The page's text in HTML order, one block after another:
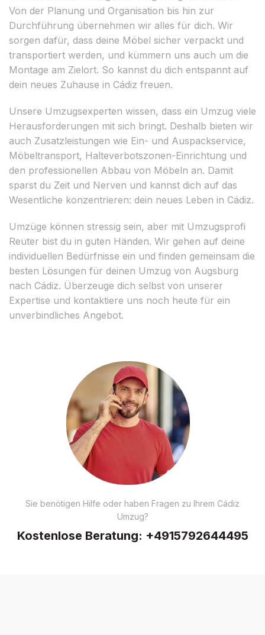
Von der Planung und Organisation bis hin zur
Durchführung übernehmen wir alles für dich. Wir
sorgen dafür, dass deine Möbel sicher verpackt und
transportiert werden, und kümmern uns auch um die
Montage am Zielort. So kannst du dich entspannt auf
dein neues Zuhause in Cádiz freuen.
Unsere Umzugsexperten wissen, dass ein Umzug viele
Herausforderungen mit sich bringt. Deshalb bieten wir
auch Zusatzleistungen wie Ein- und Auspackservice,
Möbeltransport, Halteverbotszonen-Einrichtung und
den professionellen Abbau von Möbeln an. Damit
sparst du Zeit und Nerven und kannst dich auf das
Wesentliche konzentrieren: dein neues Leben in Cádiz.
Umzüge können stressig sein, aber mit Umzugsprofi
Reuter bist du in guten Händen. Wir gehen auf deine
individuellen Bedürfnisse ein und finden gemeinsam die
besten Lösungen für deinen Umzug von Augsburg
nach Cádiz. Überzeuge dich selbst von unserer
Expertise und kontaktiere uns noch heute für ein
unverbindliches Angebot.
Sie benötigen Hilfe oder haben Fragen zu Ihrem Cádiz
Umzug?
Kostenlose Beratung: +4915792644495